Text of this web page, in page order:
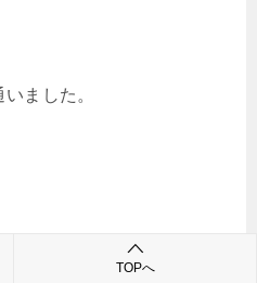
ました。
にはがきが届いたりして
TOPへ